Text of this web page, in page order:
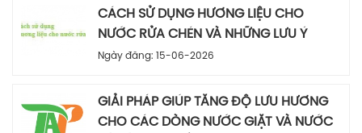
CÁCH SỬ DỤNG HƯƠNG LIỆU CHO
NƯỚC RỬA CHÉN VÀ NHỮNG LƯU Ý
Ngày đăng: 15-06-2026
GIẢI PHÁP GIÚP TĂNG ĐỘ LƯU HƯƠNG
CHO CÁC DÒNG NƯỚC GIẶT VÀ NƯỚC